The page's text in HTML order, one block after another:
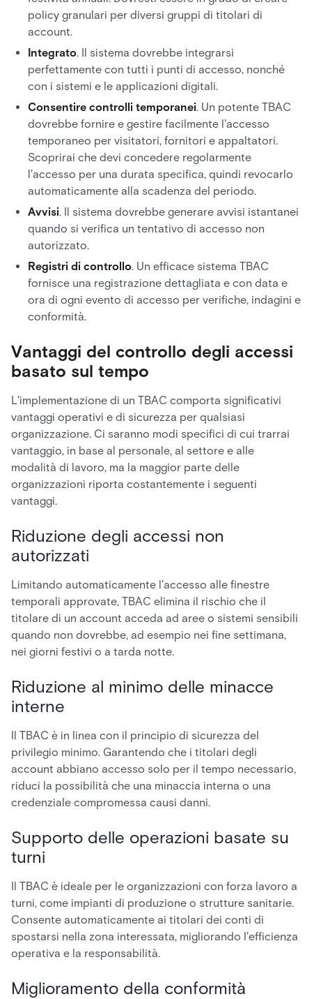
policy granulari per diversi gruppi di titolari di
account.
Integrato. Il sistema dovrebbe integrarsi
perfettamente con tutti i punti di accesso, nonché
con i sistemi e le applicazioni digitali.
Consentire controlli temporanei. Un potente TBAC
dovrebbe fornire e gestire facilmente l'accesso
temporaneo per visitatori, fornitori e appaltatori.
Scoprirai che devi concedere regolarmente
l'accesso per una durata specifica, quindi revocarlo
automaticamente alla scadenza del periodo.
Avvisi. Il sistema dovrebbe generare avvisi istantanei
quando si verifica un tentativo di accesso non
autorizzato.
Registri di controllo. Un efficace sistema TBAC
fornisce una registrazione dettagliata e con data e
ora di ogni evento di accesso per verifiche, indagini e
conformità.
Vantaggi del controllo degli accessi
basato sul tempo
L'implementazione di un TBAC comporta significativi
vantaggi operativi e di sicurezza per qualsiasi
organizzazione. Ci saranno modi specifici di cui trarrai
vantaggio, in base al personale, al settore e alle
modalità di lavoro, ma la maggior parte delle
organizzazioni riporta costantemente i seguenti
vantaggi.
Riduzione degli accessi non
autorizzati
Limitando automaticamente l'accesso alle finestre
temporali approvate, TBAC elimina il rischio che il
titolare di un account acceda ad aree o sistemi sensibili
quando non dovrebbe, ad esempio nei fine settimana,
nei giorni festivi o a tarda notte.
Riduzione al minimo delle minacce
interne
Il TBAC è in linea con il principio di sicurezza del
privilegio minimo. Garantendo che i titolari degli
account abbiano accesso solo per il tempo necessario,
riduci la possibilità che una minaccia interna o una
credenziale compromessa causi danni.
Supporto delle operazioni basate su
turni
Il TBAC è ideale per le organizzazioni con forza lavoro a
turni, come impianti di produzione o strutture sanitarie.
Consente automaticamente ai titolari dei conti di
spostarsi nella zona interessata, migliorando l'efficienza
operativa e la responsabilità.
Miglioramento della conformità